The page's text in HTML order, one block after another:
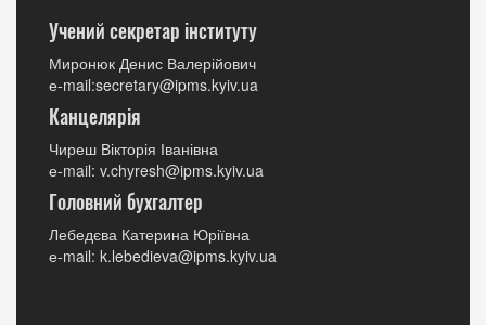
Учений секретар інституту
Миронюк Денис Валерійович
е-mail:secretary@ipms.kyiv.ua
Канцелярія
Чиреш Вікторія Іванівна
е-mail: v.chyresh@ipms.kyiv.ua
Головний бухгалтер
Лебедєва Катерина Юріївна
е-mail: k.lebedieva@ipms.kyiv.ua